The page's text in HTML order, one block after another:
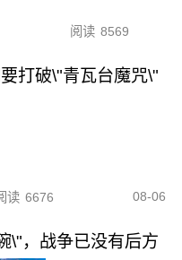
阅读 8569
打破\"青瓦台魔咒\"
读 6676 08-06
\"，战争已没有后方